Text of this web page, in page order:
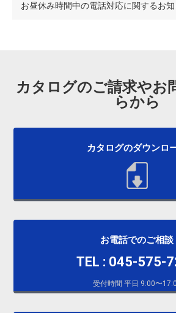
お昼休み時間中の電話対応に関するお
カタログのご請求やお
らから
カタログのダウンロ
お電話でのご相談
TEL : 045-575-
受付時間 平日 9:00〜